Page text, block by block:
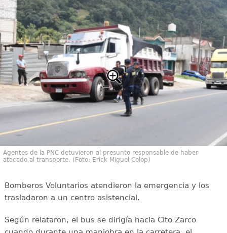
Agentes de la PNC detuvieron al presunto responsable de haber
atacado al transporte. (Foto: Erick Miguel Colop)
Bomberos Voluntarios atendieron la emergencia y los
trasladaron a un centro asistencial.
Según relataron, el bus se dirigía hacia Cito Zarco